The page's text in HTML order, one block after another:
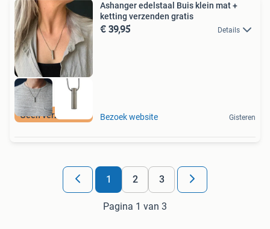
Ashanger edelstaal Buis klein mat +
ketting verzenden gratis
€ 39,95 Details
Bezoek website Gisteren
1 2 3
Pagina 1 van 3